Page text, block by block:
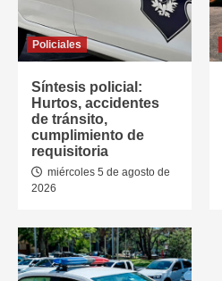
Policiales
Síntesis policial:
Hurtos, accidentes
de tránsito,
cumplimiento de
requisitoria
miércoles 5 de agosto de
2026